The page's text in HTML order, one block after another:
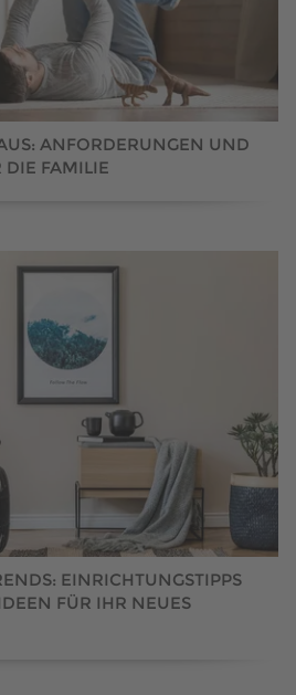
ANFORDERUNGEN UND
DIE FAMILIE
EINRICHTUNGSTIPPS
FÜR IHR NEUES